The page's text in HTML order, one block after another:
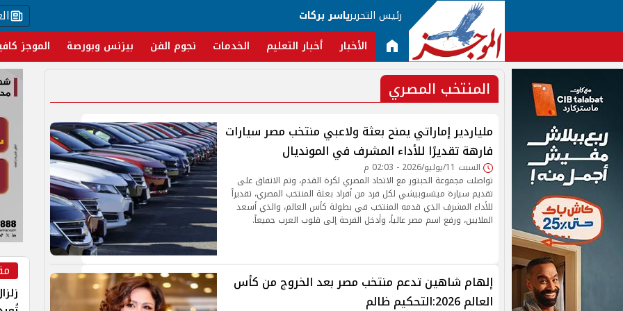
رئيس التحريرياسر بركات
الأخبار أخبار التعليم الخدمات نجوم الفن بيزنس وبورصة الموجز
المنتخب المصري
ملياردير إماراتي يمنح بعثة ولاعبي منتخب مصر سيارات
فارهة تقديرًا للأداء المشرف في المونديال
السبت 11/يوليو/2026 - 02:03 م
تواصلت مجموعة الحبتور مع الاتحاد المصري لكرة القدم، وتم الاتفاق على
تقديم سيارة ميتسوبيشي لكل فرد من أفراد بعثة المنتخب المصري، تقديراً
للأداء المشرف الذي قدمه المنتخب في بطولة كأس العالم، والذي أسعد
الملايين، ورفع اسم مصر عالياً، وأدخل الفرحة إلى قلوب العرب جميعاً.
إلهام شاهين تدعم منتخب مصر بعد الخروج من كأس
العالم 2026:التحكيم ظالم